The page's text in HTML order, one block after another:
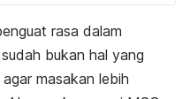
rasa dalam
bukan hal yang
masakan lebih